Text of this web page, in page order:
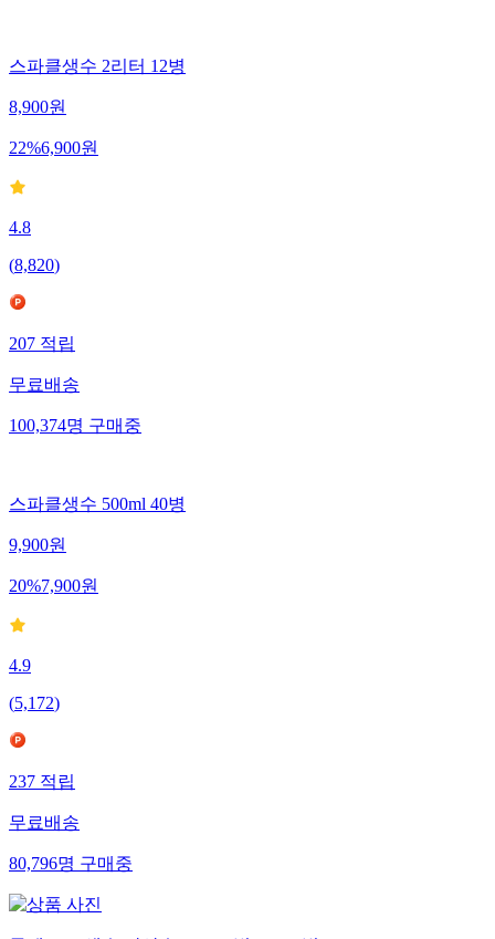
스파클생수 2리터 12병
8,900원
22%6,900원
4.8
(8,820)
207적립
무료배송
100,374명구매중
스파클생수 500ml 40병
9,900원
20%7,900원
4.9
(5,172)
237적립
무료배송
80,796명구매중